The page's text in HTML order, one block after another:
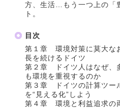
方、生活…もう一つ上の「
ト。
目次
第１章 環境対策に莫大な
長を続けるドイツ
第２章 ドイツ人はなぜ、
も環境を重視するのか
第３章 ドイツの計算ツー
を“見える化”しよう
第４章 環境と利益追求の